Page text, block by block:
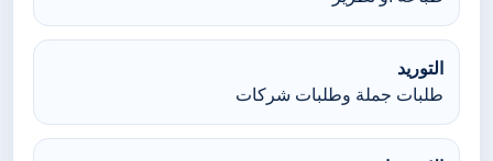
التوريد
طلبات جملة وطلبات شركات